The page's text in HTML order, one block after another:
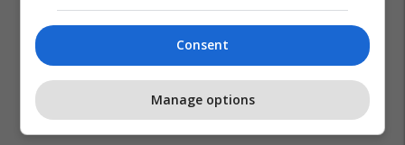
Consent
Manage options